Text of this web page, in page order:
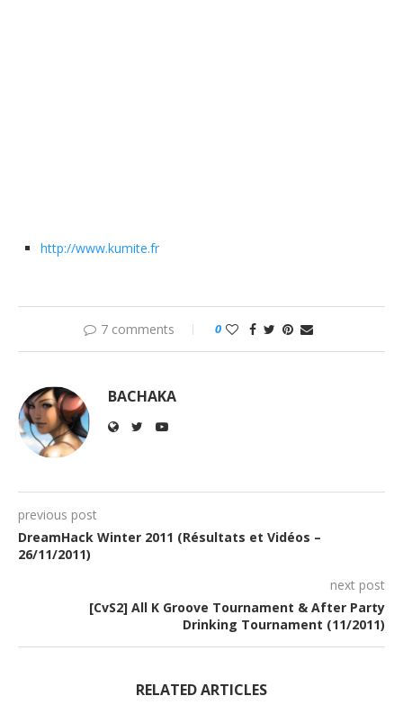
http://www.kumite.fr
7 comments 0
BACHAKA
previous post
DreamHack Winter 2011 (Résultats et Vidéos –
26/11/2011)
next post
[CvS2] All K Groove Tournament & After Party
Drinking Tournament (11/2011)
RELATED ARTICLES